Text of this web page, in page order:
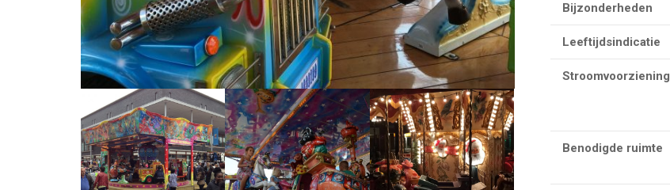
Bijzonderheden
Leeftijdsindicatie
Stroomvoorziening
Benodigde ruimte